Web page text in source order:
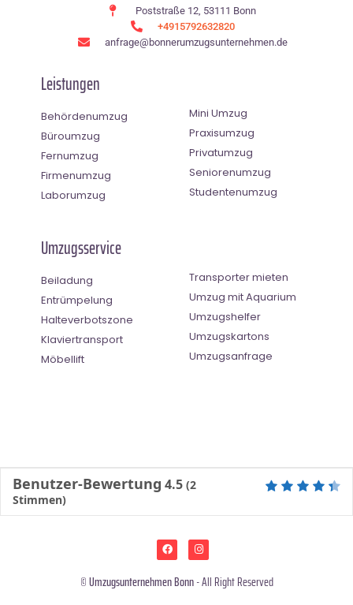
Poststraße 12, 53111 Bonn
+4915792632820
anfrage@bonnerumzugsunternehmen.de
Leistungen
Behördenumzug
Büroumzug
Fernumzug
Firmenumzug
Laborumzug
Mini Umzug
Praxisumzug
Privatumzug
Seniorenumzug
Studentenumzug
Umzugsservice
Beiladung
Entrümpelung
Halteverbotszone
Klaviertransport
Möbellift
Transporter mieten
Umzug mit Aquarium
Umzugshelfer
Umzugskartons
Umzugsanfrage
Benutzer-Bewertung 4.5 (2
Stimmen)
©Umzugsunternehmen Bonn- All Right Reserved